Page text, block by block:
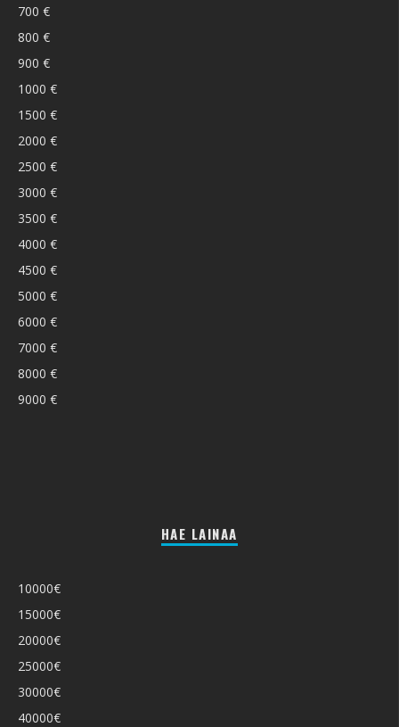
700 €
800 €
900 €
1000 €
1500 €
2000 €
2500 €
3000 €
3500 €
4000 €
4500 €
5000 €
6000 €
7000 €
8000 €
9000 €
HAE LAINAA
10000€
15000€
20000€
25000€
30000€
40000€